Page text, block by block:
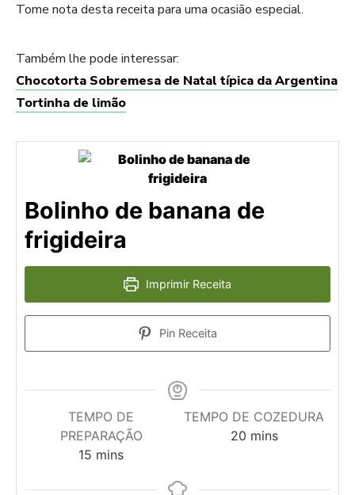
Tome nota desta receita para uma ocasião especial.
Também lhe pode interessar:
Chocotorta Sobremesa de Natal típica da Argentina
Tortinha de limão
Bolinho de banana de
frigideira
Imprimir Receita
Pin Receita
TEMPO DE
PREPARAÇÃO
15 mins
TEMPO DE COZEDURA
20 mins